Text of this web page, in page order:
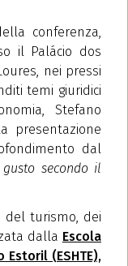
conferenza,
il Palácio dos
nei pressi
temi giuridici
Stefano
presentazione
dal
secondo il
del turismo, dei
dalla Escola
(ESHTE),